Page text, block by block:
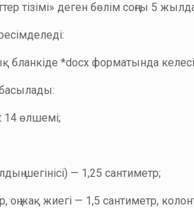
тізімі» деген бөлім соңғы 5
бланкіде *docx форматында келесі
14 өлшемі;
шегінісі) — 1,25 сантиметр;
оң жақ жиегі — 1,5 сантиметр,